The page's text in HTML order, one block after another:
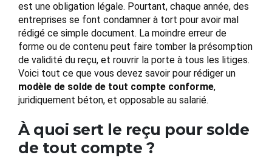
est une obligation légale. Pourtant, chaque année, des
entreprises se font condamner à tort pour avoir mal
rédigé ce simple document. La moindre erreur de
forme ou de contenu peut faire tomber la présomption
de validité du reçu, et rouvrir la porte à tous les litiges.
Voici tout ce que vous devez savoir pour rédiger un
modèle de solde de tout compte conforme,
juridiquement béton, et opposable au salarié.
À quoi sert le reçu pour solde
de tout compte ?